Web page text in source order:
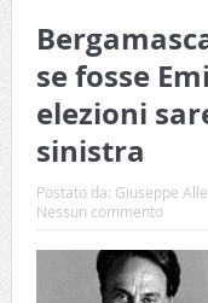
se fosse
elezioni
sinistra
Postato da: Giuseppe
Nessun commento